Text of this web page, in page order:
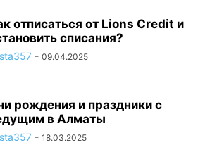
отписаться от Lions Credit и
списания?
- 09.04.2025
рождения и праздники с
в Алматы
- 18.03.2025